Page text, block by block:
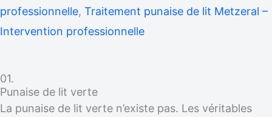
professionnelle, Traitement punaise de lit Metzeral –
Intervention professionnelle
01.
Punaise de lit verte
La punaise de lit verte n’existe pas. Les véritables